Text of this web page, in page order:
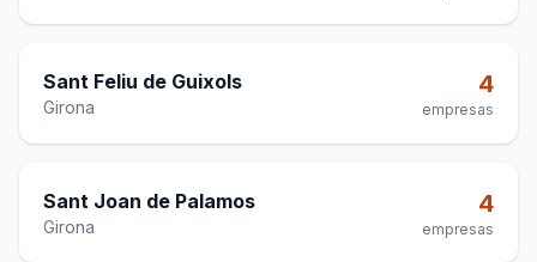
Sant Feliu de Guixols
Girona
4
empresas
Sant Joan de Palamos
Girona
4
empresas